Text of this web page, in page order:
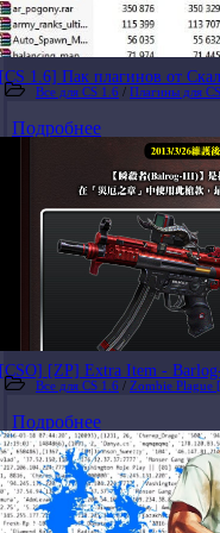
[CS 1.6] Пак плагинов от
Все для CS 1.6 / Плагины для
Подробнее
[CSO] [ZP] Extra Item -
Все для CS 1.6 / Zombie Plague
Подробнее